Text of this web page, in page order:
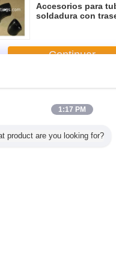
Accesorios para
soldadura con
Continuar
de tuberías de la
1:17 PM
product are you looking for?